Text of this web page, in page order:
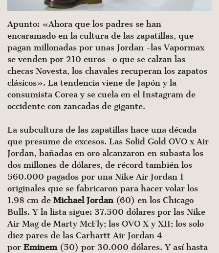
Apunto: «Ahora que los padres se han
encaramado en la cultura de las zapatillas, que
pagan millonadas por unas Jordan -las Vapormax
se venden por 210 euros- o que se calzan las
checas Novesta, los chavales recuperan los zapatos
clásicos». La tendencia viene de Japón y la
consumista Corea y se cuela en el Instagram de
occidente con zancadas de gigante.
La subcultura de las zapatillas hace una década
que presume de excesos. Las Solid Gold OVO x Air
Jordan, bañadas en oro alcanzaron en subasta los
dos millones de dólares, de récord también los
560.000 pagados por una Nike Air Jordan 1
originales que se fabricaron para hacer volar los
1.98 cm de Michael Jordan(60) en los Chicago
Bulls. Y la lista sigue: 37.500 dólares por las Nike
Air Mag de Marty McFly; las OVO X y XII; los solo
diez pares de las Carhartt Air Jordan 4
por Eminem(50) por 30.000 dólares. Y así hasta